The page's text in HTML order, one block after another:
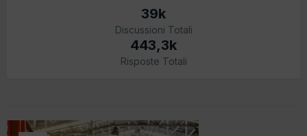
39k
Discussioni Totali
443,3k
Risposte Totali